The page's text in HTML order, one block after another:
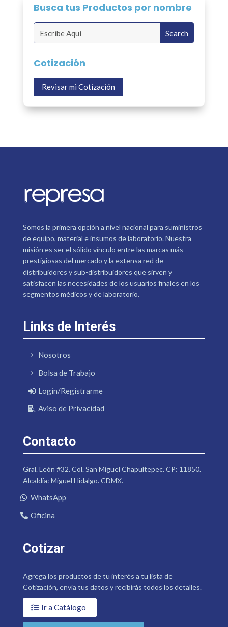
Busca tus Productos por nombre
Cotización
Revisar mi Cotización
Somos la primera opción a nivel nacional para suministros
de equipo, material e insumos de laboratorio. Nuestra
misión es ser el sólido vínculo entre las marcas más
prestigiosas del mercado y la extensa red de
distribuidores y sub-distribuidores que sirven y
satisfacen las necesidades de los usuarios finales en los
segmentos médicos y de laboratorio.
Links de Interés
Nosotros
Bolsa de Trabajo
Login/Registrarme
Aviso de Privacidad
Contacto
Gral. León #32. Col. San Miguel Chapultepec. CP: 11850.
Alcaldía: Miguel Hidalgo. CDMX.
WhatsApp
Oficina
Cotizar
Agrega los productos de tu interés a tu lista de
Cotización, envía tus datos y recibirás todos los detalles.
Ir a Catálogo